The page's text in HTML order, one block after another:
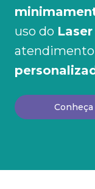
uso do
atendimento
Conheça